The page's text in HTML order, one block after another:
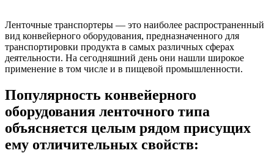
Ленточные транспортеры — это наиболее распространенный
вид конвейерного оборудования, предназначенного для
транспортировки продукта в самых различных сферах
деятельности. На сегодняшний день они нашли широкое
применение в том числе и в пищевой промышленности.
Популярность конвейерного
оборудования ленточного типа
объясняется целым рядом присущих
ему отличительных свойств: